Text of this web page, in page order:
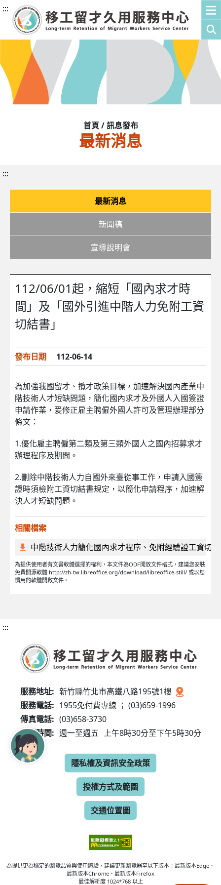
:::
首頁 / 訊息發布
最新消息
:::
最新消息
新聞稿
宣導說明會
112/06/01起，縮短「國內求才時
間」及「國外引進中階人力免附工資
切結書」
發布日期 112-06-14
為加強我國留才、攬才政策目標，加速解決國內產業中
階技術人才短缺問題，簡化國內求才及外國人入國簽證
申請作業，爰修正雇主聘僱外國人許可及管理辦理部分
條文：
1.優化雇主聘僱第二類及第三類外國人之國內招募求才
辦理程序及期間。
2.刪除中階技術人力自國外來臺從事工作，申請入國簽
證時須檢附工資切結書規定，以簡化申請程序，加速解
決人才短缺問題。
相關檔案
中階技術人力簡化國內求才程序、免附經驗證工資切結
為提供使用者有文書軟體選擇的權利，本文件為ODF開放文件格式，建議您安裝
免費開源軟體 http://zh-tw.libreoffice.org/download/libreoffice-still/ 或以您
慣用的軟體開啟文件。
:::
服務地址: 新竹縣竹北市高鐵八路195號1樓
服務電話: 1955免付費專線 ； (03)659-1996
傳真電話: (03)658-3730
服務時間: 週一至週五 上午8時30分至下午5時30分
隱私權及資訊安全政策
授權方式及範圍
交通位置圖
為提供更為穩定的瀏覽品質與使用體驗，建議更新瀏覽器至以下版本：最新版本Edge、
最新版本Chrome、最新版本Firefox
最佳解析度 1024*768 以上